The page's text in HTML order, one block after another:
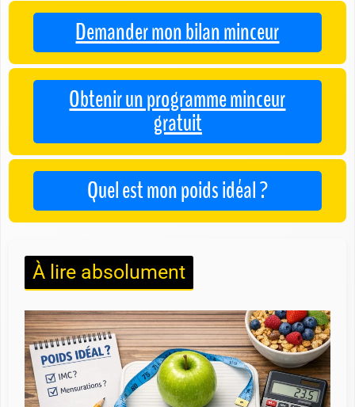
Demander mon bilan minceur
Obtenir un programme minceur
gratuit
Quel est mon poids idéal ?
À lire absolument